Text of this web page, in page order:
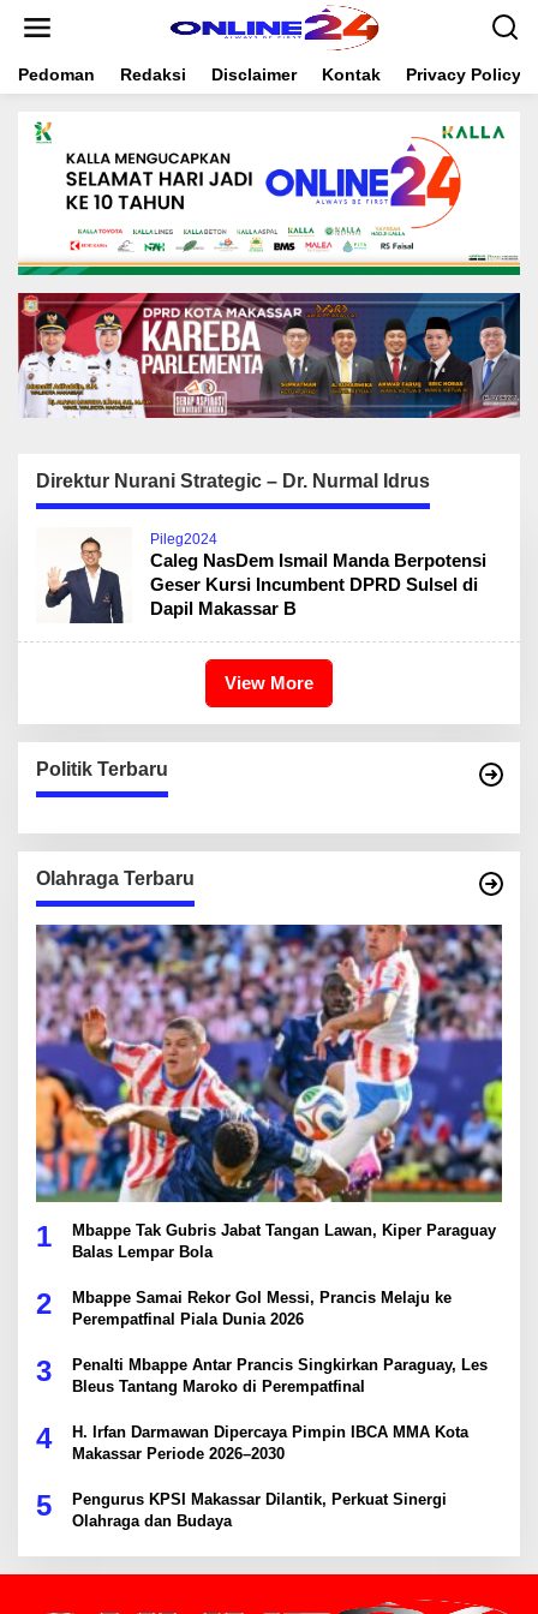
t
Pedoman Redaksi Disclaimer Kontak Privacy Policy
Direktur Nurani Strategic – Dr. Nurmal Idrus
Pileg2024
Caleg NasDem Ismail Manda Berpotensi
Geser Kursi Incumbent DPRD Sulsel di
Dapil Makassar B
View More
Politik Terbaru
Olahraga Terbaru
1
Mbappe Tak Gubris Jabat Tangan Lawan, Kiper Paraguay
Balas Lempar Bola
2
Mbappe Samai Rekor Gol Messi, Prancis Melaju ke
Perempatfinal Piala Dunia 2026
3
Penalti Mbappe Antar Prancis Singkirkan Paraguay, Les
Bleus Tantang Maroko di Perempatfinal
4
H. Irfan Darmawan Dipercaya Pimpin IBCA MMA Kota
Makassar Periode 2026–2030
5
Pengurus KPSI Makassar Dilantik, Perkuat Sinergi
Olahraga dan Budaya